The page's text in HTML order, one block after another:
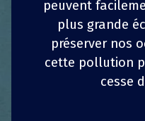
réemploi du
emballages en
L’incitation des
commerces à
peuvent
plus grande
préserver nos
cette pollution
cesse